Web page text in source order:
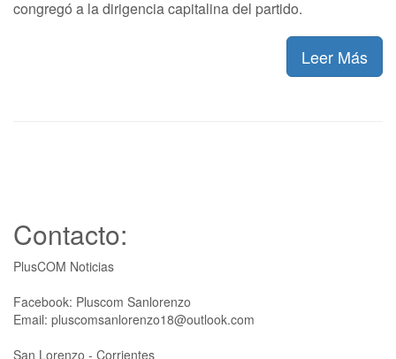
congregó a la dirigencia capitalina del partido.
Leer Más
Contacto:
PlusCOM Noticias
Facebook: Pluscom Sanlorenzo
Email: pluscomsanlorenzo18@outlook.com
San Lorenzo - Corrientes